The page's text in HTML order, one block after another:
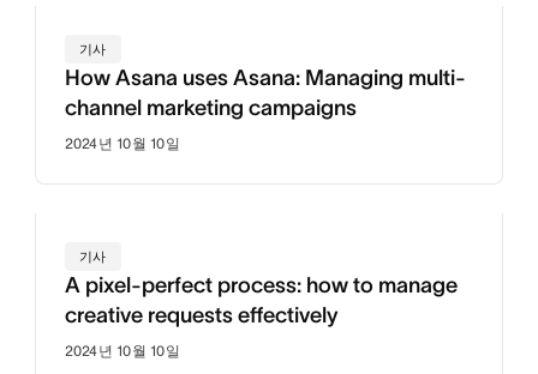
기사
How Asana uses Asana: Managing multi-
channel marketing campaigns
2024년 10월 10일
기사
A pixel-perfect process: how to manage
creative requests effectively
2024년 10월 10일